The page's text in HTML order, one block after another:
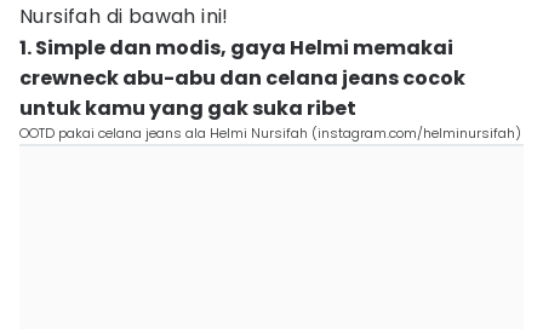
Nursifah di bawah ini!
1. Simple dan modis, gaya Helmi memakai
crewneck abu-abu dan celana jeans cocok
untuk kamu yang gak suka ribet
OOTD pakai celana jeans ala Helmi Nursifah (instagram.com/helminursifah)